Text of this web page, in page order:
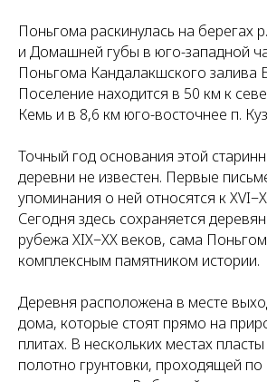
Поньгома раскинулась на берегах
и Домашней губы в юго-западной
Поньгома Кандалакшского залива
Поселение находится в 50 км к
Кемь и в 8,6 км юго-восточнее п.
Точный год основания этой
деревни не известен. Первые
упоминания о ней относятся к
Сегодня здесь сохраняется
рубежа XIX−XX веков, сама
комплексным памятником истории.
Деревня расположена в месте
дома, которые стоят прямо на
плитах. В нескольких местах
полотно грунтовки, проходящей по